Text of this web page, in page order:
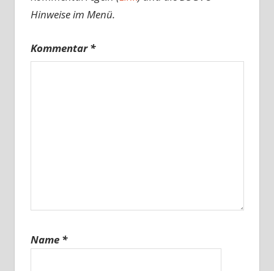
Hinweise im Menü.
Kommentar*
Name *